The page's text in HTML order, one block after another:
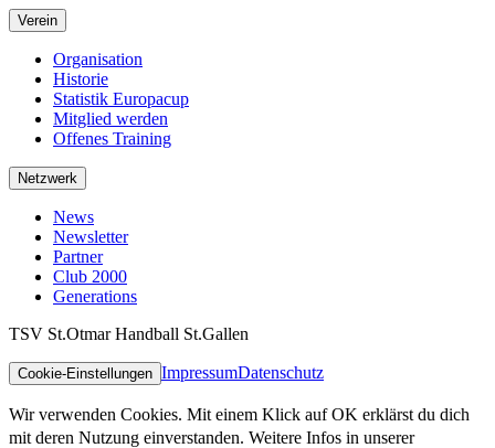
Verein
Organisation
Historie
Statistik Europacup
Mitglied werden
Offenes Training
Netzwerk
News
Newsletter
Partner
Club 2000
Generations
TSV St.Otmar Handball St.Gallen
Cookie-Einstellungen ImpressumDatenschutz
Wir verwenden Cookies. Mit einem Klick auf OK erklärst du dich
mit deren Nutzung einverstanden. Weitere Infos in unserer